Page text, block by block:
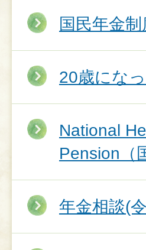
国民年金
20歳にな
National
Pension（
年金相談(